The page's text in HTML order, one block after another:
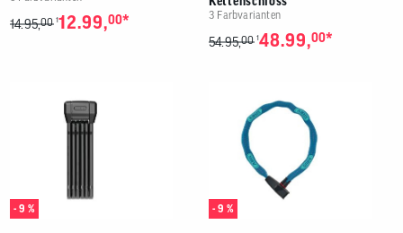
14.95,00 112.99,00* 3 Farbvarianten
54.95,00 148.99,00*
- 9 % - 9 %